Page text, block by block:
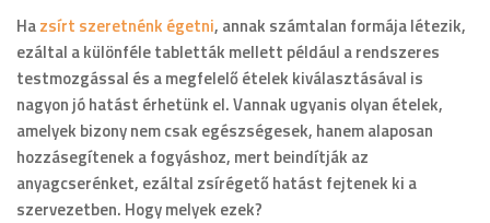
Hazsírt szeretnénk égetni, annak számtalan formája létezik,
ezáltal a különféle tabletták mellett például a rendszeres
testmozgással és a megfelelő ételek kiválasztásával is
nagyon jó hatást érhetünk el. Vannak ugyanis olyan ételek,
amelyek bizony nem csak egészségesek, hanem alaposan
hozzásegítenek a fogyáshoz, mert beindítják az
anyagcserénket, ezáltal zsírégető hatást fejtenek ki a
szervezetben. Hogy melyek ezek?